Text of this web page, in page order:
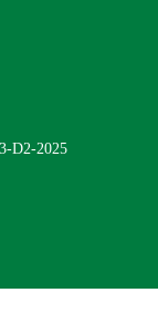
D2-2025